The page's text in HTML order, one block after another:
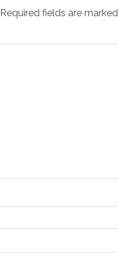
Required fields are marked